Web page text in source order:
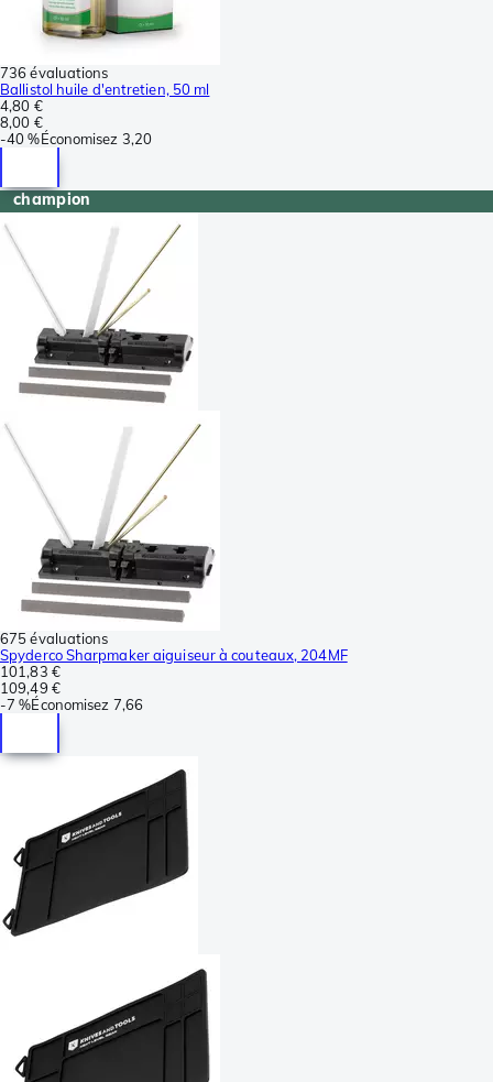
736 évaluations
Ballistol huile d'entretien, 50 ml
4,80 €
8,00 €
-40 %Économisez 3,20
champion
675 évaluations
Spyderco Sharpmaker aiguiseur à couteaux, 204MF
101,83 €
109,49 €
-7 %Économisez 7,66